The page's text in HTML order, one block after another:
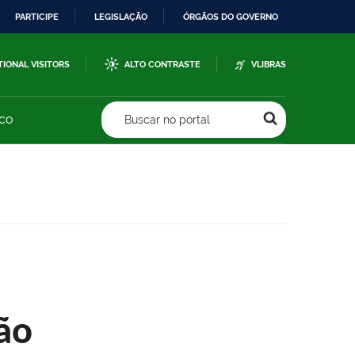
PARTICIPE LEGISLAÇÃO ÓRGÃOS DO GOVERNO
VISITORS ALTO CONTRASTE VLIBRAS
Buscar no portal